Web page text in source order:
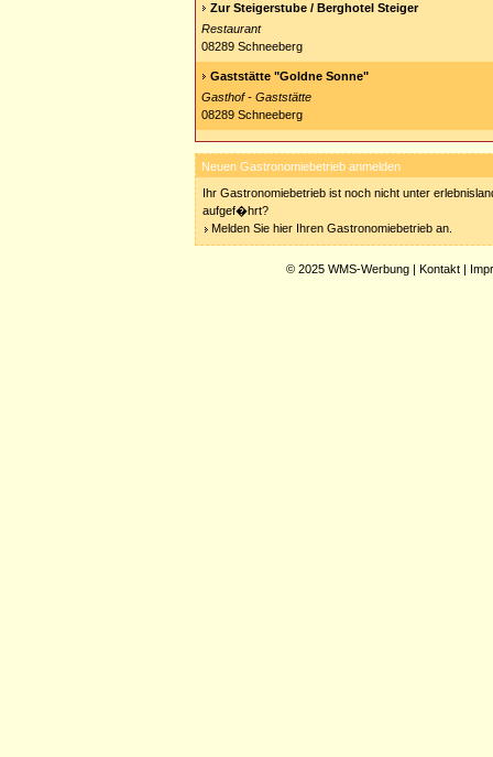
Zur Steigerstube / Berghotel Steiger
Restaurant
08289 Schneeberg
Gaststätte "Goldne Sonne"
Gasthof - Gaststätte
08289 Schneeberg
Neuen Gastronomiebetrieb anmelden
Ihr Gastronomiebetrieb ist noch nicht unter
aufgef�hrt?
Melden Sie hier Ihren Gastronomiebetrieb an.
© 2025 WMS-Werbung | Kontakt |